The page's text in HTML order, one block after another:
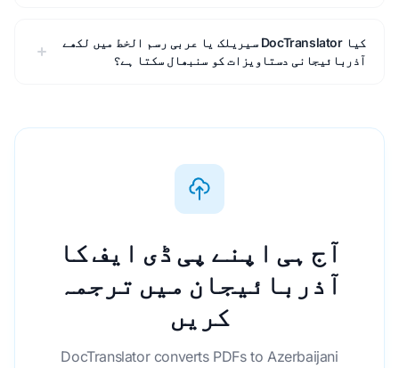
کیا DocTranslator سیریلک یا عربی رسم الخط میں لکھے
آذربائیجانی دستاویزات کو سنبھال سکتا ہے؟
آج ہی اپنے پی ڈی ایف کا
آذربائیجان میں ترجمہ
کریں
DocTranslator converts PDFs to Azerbaijani